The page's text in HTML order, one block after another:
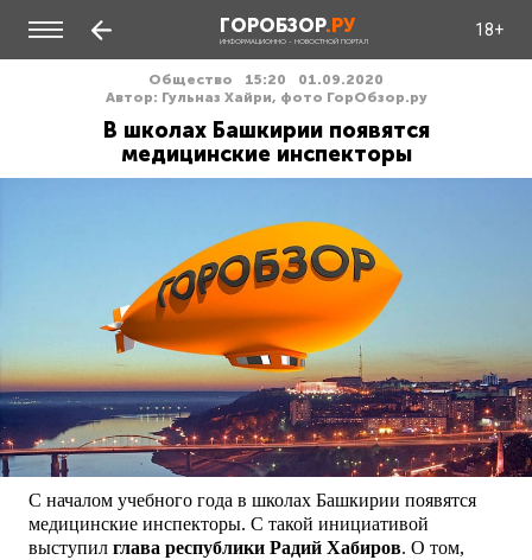
ГОРОБЗОР.РУ
ИНФОРМАЦИОННО - НОВОСТНОЙ ПОРТАЛ
18+
Общество 15:20
01.09.2020
Автор: Гульназ Хайри, фото ГорОбзор.ру
В школах Башкирии появятся
медицинские инспекторы
С началом учебного года в школах Башкирии появятся
медицинские инспекторы. С такой инициативой
выступил глава республики Радий Хабиров. О том,